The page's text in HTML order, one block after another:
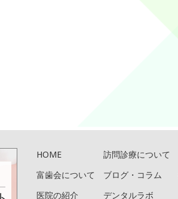
HOME 訪問診療について
富歯会について
ブログ・コラム
医院の紹介
デンタルラボ